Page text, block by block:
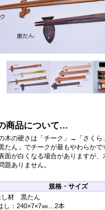
商品について…
木の硬さは「チーク」→「さく
たん」でチークが最もやわらかで
面が白くなる場合がありますが、
題ありません。
規格・サイズ
し材 黒たん
し：240×7×7㎜…2本